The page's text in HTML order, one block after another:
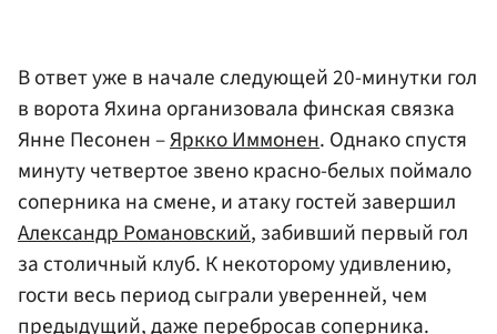
В ответ уже в начале следующей 20-минутки гол
в ворота Яхина организовала финская связка
Янне Песонен –Яркко Иммонен. Однако спустя
минуту четвертое звено красно-белых поймало
соперника на смене, и атаку гостей завершил
Александр Романовский, забивший первый гол
за столичный клуб. К некоторому удивлению,
гости весь период сыграли уверенней, чем
предыдущий, даже перебросав соперника.